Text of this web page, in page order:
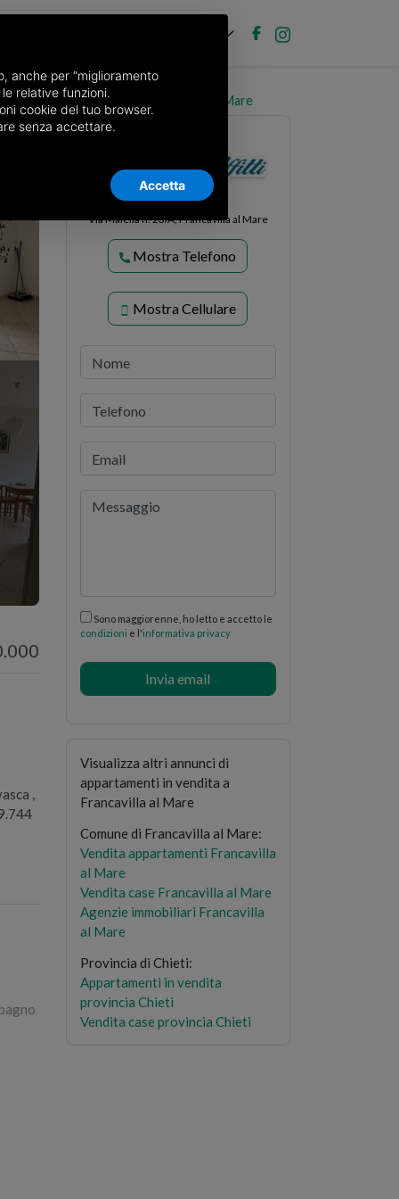
Viale Maiella 23/A, Francavilla al Mare
,
Non Solo Affitti
Via Maiella n. 23/A, Francavilla al Mare
Mostra Telefono
Mostra Cellulare
Sono maggiorenne, ho letto e accetto le
condizioni e l'informativa privacy
Visualizza altri annunci di
appartamenti in vendita a
Francavilla al Mare
Comune di Francavilla al Mare:
Vendita appartamenti Francavilla
al Mare
Vendita case Francavilla al Mare
Agenzie immobiliari Francavilla
al Mare
Provincia di Chieti:
Appartamenti in vendita
provincia Chieti
Vendita case provincia Chieti
anche per “miglioramento
relative funzioni.
cookie del tuo browser.
senza accettare.
Accetta